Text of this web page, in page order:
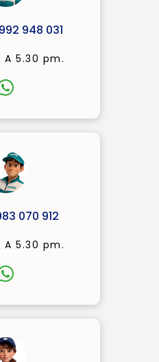
948 031
5.30 pm.
070 912
5.30 pm.